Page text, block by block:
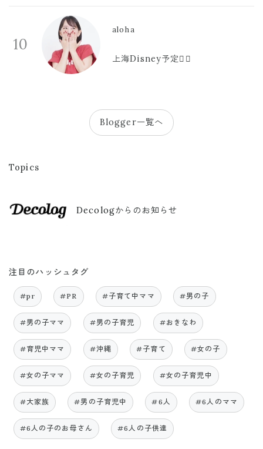
10
aloha
上海Disney予定🫪🩷
Blogger一覧へ
Topics
Decologからのお知らせ
注目のハッシュタグ
#pr #PR #子育て中ママ #男の子
#男の子ママ #男の子育児 #おきなわ
#育児中ママ #沖縄 #子育て #女の子
#女の子ママ #女の子育児 #女の子育児中
#大家族 #男の子育児中 #6人 #6人のママ
#6人の子のお母さん #6人の子供達